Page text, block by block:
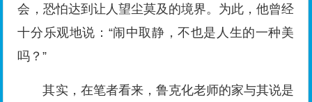
会，恐怕达到让人望尘莫及的境界。为此，他曾经
十分乐观地说：“闹中取静，不也是人生的一种美
吗？”
其实，在笔者看来，鲁克化老师的家与其说是